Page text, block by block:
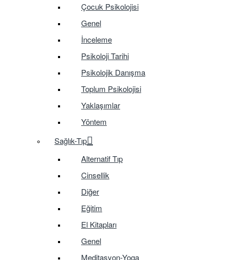
Çocuk Psikolojisi
Genel
İnceleme
Psikoloji Tarihi
Psikolojik Danışma
Toplum Psikolojisi
Yaklaşımlar
Yöntem
Sağlık-Tıp
Alternatif Tıp
Cinsellik
Diğer
Eğitim
El Kitapları
Genel
Meditasyon-Yoga